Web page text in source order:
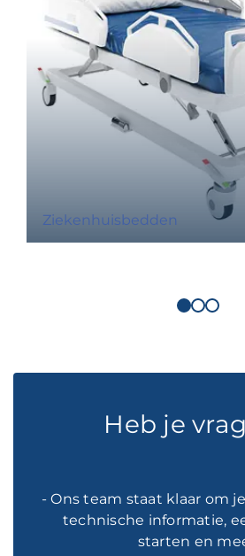
Ziekenhuisbedden
Heb je
- Ons team staat klaar om
technische informatie,
starten en